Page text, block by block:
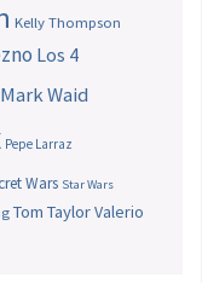
Kelly Thompson
Los 4
Mark Waid
Pepe Larraz
Wars Star Wars
Tom TaylorValerio